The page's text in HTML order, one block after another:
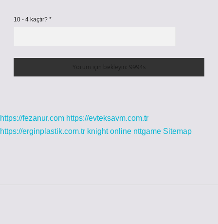
10 - 4 kaçtır? *
https://fezanur.com https://evteksavm.com.tr
https://erginplastik.com.tr knight online nttgame Sitemap